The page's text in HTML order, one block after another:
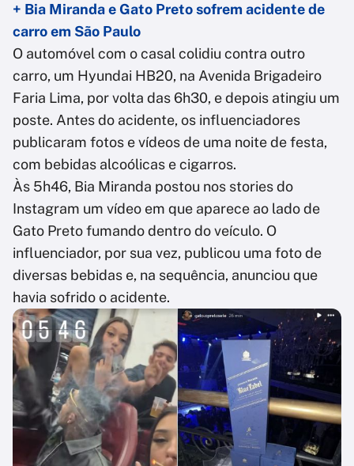
+ Bia Miranda e Gato Preto sofrem acidente de
carro em São Paulo
O automóvel com o casal colidiu contra outro
carro, um Hyundai HB20, na Avenida Brigadeiro
Faria Lima, por volta das 6h30, e depois atingiu um
poste. Antes do acidente, os influenciadores
publicaram fotos e vídeos de uma noite de festa,
com bebidas alcoólicas e cigarros.
Às 5h46, Bia Miranda postou nos stories do
Instagram um vídeo em que aparece ao lado de
Gato Preto fumando dentro do veículo. O
influenciador, por sua vez, publicou uma foto de
diversas bebidas e, na sequência, anunciou que
havia sofrido o acidente.